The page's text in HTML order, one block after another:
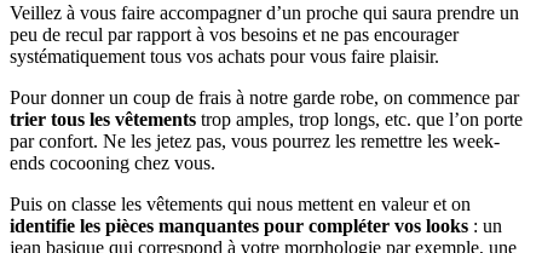
Veillez à vous faire accompagner d’un proche qui saura prendre un
peu de recul par rapport à vos besoins et ne pas encourager
systématiquement tous vos achats pour vous faire plaisir.
Pour donner un coup de frais à notre garde robe, on commence par
trier tous les vêtements trop amples, trop longs, etc. que l’on porte
par confort. Ne les jetez pas, vous pourrez les remettre les week-
ends cocooning chez vous.
Puis on classe les vêtements qui nous mettent en valeur et on
identifie les pièces manquantes pour compléter vos looks : un
jean basique qui correspond à votre morphologie par exemple, une